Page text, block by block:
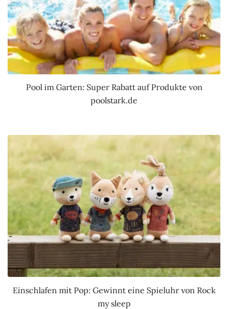
Pool im Garten: Super Rabatt auf Produkte von
poolstark.de
Einschlafen mit Pop: Gewinnt eine Spieluhr von Rock
my sleep